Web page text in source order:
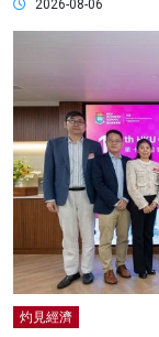
2026-08-06
灼見經濟